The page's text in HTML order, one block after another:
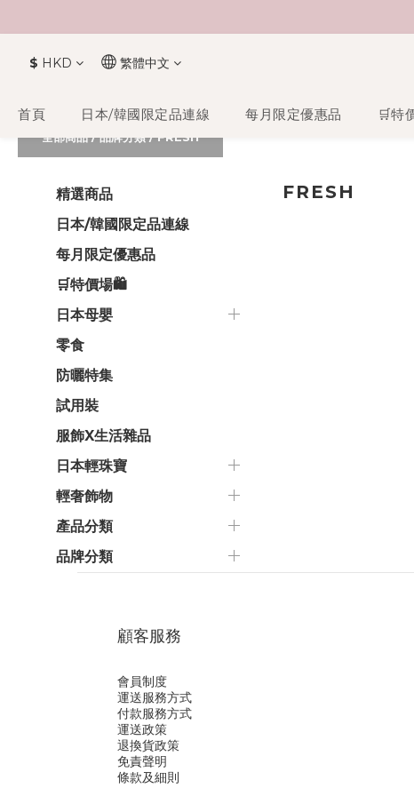
$ HKD 繁體中文
首頁 日本/韓國限定品連線 每月限定優惠品 🛒特
全部商品/品牌分類/FRESH
精選商品
日本/韓國限定品連線
每月限定優惠品
🛒特價場🛍️
日本母嬰
零食
防曬特集
試用裝
服飾X生活雜品
日本輕珠寶
輕奢飾物
產品分類
品牌分類
FRESH
顧客服務
會員制度
運送服務方式
付款服務方式
運送政策
退換貨政策
免責聲明
條款及細則